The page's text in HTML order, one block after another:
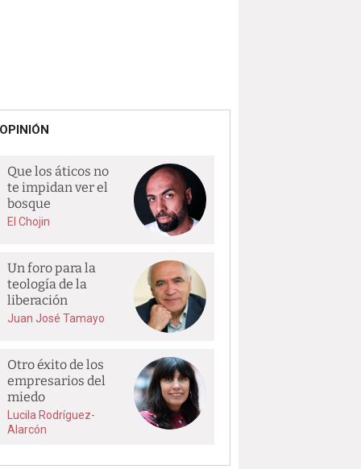
OPINIÓN
Que los áticos no
te impidan ver el
bosque
El Chojin
Un foro para la
teología de la
liberación
Juan José Tamayo
Otro éxito de los
empresarios del
miedo
Lucila Rodríguez-
Alarcón